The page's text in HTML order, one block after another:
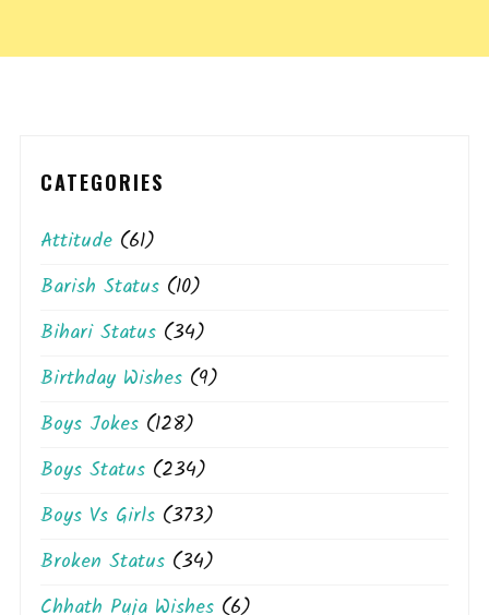
CATEGORIES
Attitude (61)
Barish Status (10)
Bihari Status (34)
Birthday Wishes (9)
Boys Jokes (128)
Boys Status (234)
Boys Vs Girls (373)
Broken Status (34)
Chhath Puja Wishes (6)